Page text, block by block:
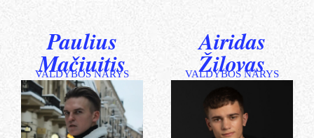
Paulius
Mačiuitis
VALDYBOS NARYS
Airidas
Žilovas
VALDYBOS NARYS